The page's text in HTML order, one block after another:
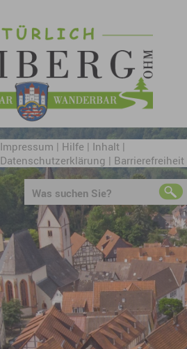
Impressum | Hilfe | Inhalt|
Datenschutzerklärung | Barrierefreiheit
Was suchen Sie?